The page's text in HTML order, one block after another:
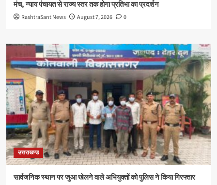
मंच, न्याय पंचायत से राज्य स्तर तक होगा प्रतिभा का प्रदर्शन
RashtraSant News August 7, 2026 0
उत्तराखण्ड
सार्वजनिक स्थान पर जुआ खेलने वाले अभियुक्तों को पुलिस ने किया गिरफ्तार